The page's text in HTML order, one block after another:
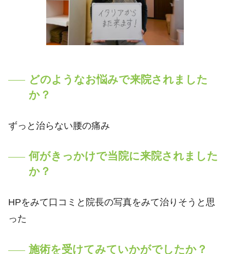
どのようなお悩みで来院されました
か？
ずっと治らない腰の痛み
何がきっかけで当院に来院されました
か？
HPをみて口コミと院長の写真をみて治りそうと思
った
施術を受けてみていかがでしたか？